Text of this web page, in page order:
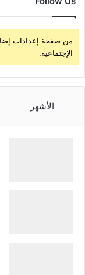
من صفحة إعدادات
الإجتماعية.
الأشهر